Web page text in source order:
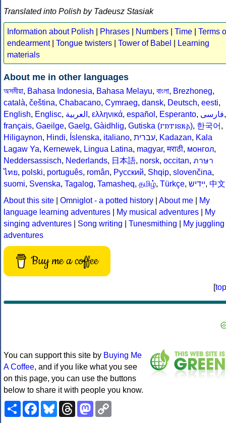
Translated into Polish by Tadeusz Stasiak
Information about Polish Phrases Numbers Time
Terms
endearment| Tongue twisters Tower of Babel
Learning
materials
About me in other languages
অসমীয়া, Bahasa Indonesia, Bahasa Melayu, বাংলা, Brezhoneg,
català, čeština, Chabacano, Cymraeg, dansk, Deutsch, eesti,
English, Englisc, العربية , ελληνικά, español , Esperanto, فارسى,
français, Gaeilge, Gaelg, Gàidhlig, Gutiska (𐌲𐌿𐍄𐌹𐍃𐌺𐌰), 한국어 ,
Hiligaynon, Hindi, Íslenska, italiano, עברית, Kadazan, Kala
Lagaw Ya, Kernewek, Lingua Latina, magyar,मराठी, монгол,
Neddersassisch, Nederlands, 日本語, norsk, occitan, ภาษา
ไทย, polski, português, român, Русский, Shqip, slovenčina,
suomi, Svenska, Tagalog, Tamasheq, தமிழ், Türkçe, ײִדיש, 中文
About this site
Omniglot - a potted history About me
My
language learning adventures
My musical adventures
My
singing adventures
Song writing Tunesmithing
My juggling
adventures
Buy me a coffee
[top
You can support this site by Buying Me
A Coffee, and if you like what you see
on this page, you can use the buttons
below to share it with people you know.
ShareFacebookBlueskyThreadsMastodon